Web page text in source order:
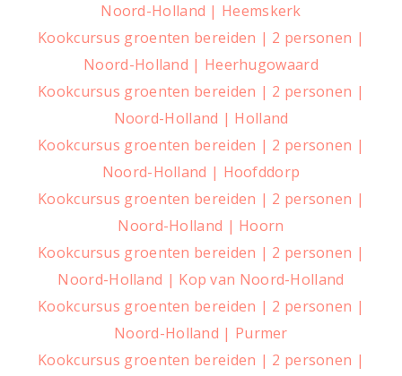
Noord-Holland | Heemskerk
Kookcursus groenten bereiden | 2 personen |
Noord-Holland | Heerhugowaard
Kookcursus groenten bereiden | 2 personen |
Noord-Holland | Holland
Kookcursus groenten bereiden | 2 personen |
Noord-Holland | Hoofddorp
Kookcursus groenten bereiden | 2 personen |
Noord-Holland | Hoorn
Kookcursus groenten bereiden | 2 personen |
Noord-Holland | Kop van Noord-Holland
Kookcursus groenten bereiden | 2 personen |
Noord-Holland | Purmer
Kookcursus groenten bereiden | 2 personen |